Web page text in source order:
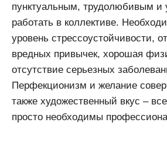
пунктуальным, трудолюбивым
работать в коллективе.
уровень стрессоустойчивости,
вредных привычек, хорошая
отсутствие серьезных
Перфекционизм и желание
также художественный вкус –
просто необходимы